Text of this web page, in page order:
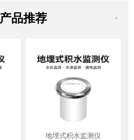
产品推荐 >
地埋式积水监测仪